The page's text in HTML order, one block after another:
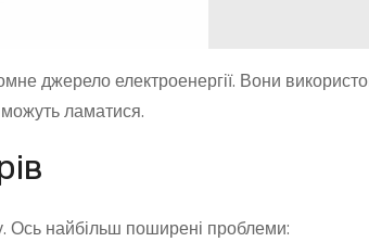
джерело електроенергії. Вони
можуть ламатися.
Ось найбільш поширені проблеми: